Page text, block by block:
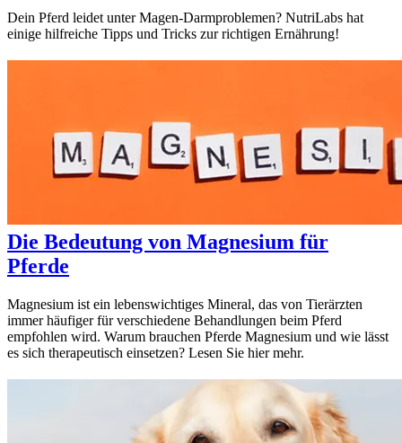
Dein Pferd leidet unter Magen-Darmproblemen? NutriLabs hat
einige hilfreiche Tipps und Tricks zur richtigen Ernährung!
Die Bedeutung von Magnesium für
Pferde
Magnesium ist ein lebenswichtiges Mineral, das von Tierärzten
immer häufiger für verschiedene Behandlungen beim Pferd
empfohlen wird. Warum brauchen Pferde Magnesium und wie lässt
es sich therapeutisch einsetzen? Lesen Sie hier mehr.